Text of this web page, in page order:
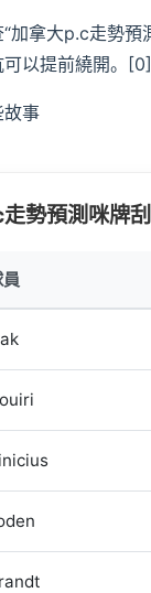
加拿大p.c走勢
以提前繞開。[0]
故事
勢預測咪牌